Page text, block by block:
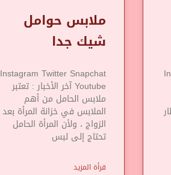
ملابس حوامل
شيك جدا
Instagram Twitter Snapchat
Youtube آخر الأخبار : تعتبر
ملابس الحامل من أهم
الملابس في خزانة المرأة بعد
الزواج ، ولأن المرأة الحامل
تحتاج إلى لبس
قرأة المزيد